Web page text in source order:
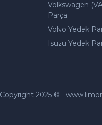
Volkswagen
Parça
Volvo Yedek
Isuzu Yedek
Copyright 2025 © -